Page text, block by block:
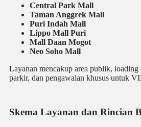
Central Park Mall
Taman Anggrek Mall
Puri Indah Mall
Lippo Mall Puri
Mall Daan Mogot
Neo Soho Mall
Layanan mencakup area publik, loading
parkir, dan pengawalan khusus untuk
Skema Layanan dan Rincian